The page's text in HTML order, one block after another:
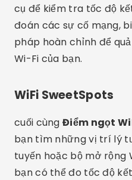
cụ để kiểm tra tốc độ
đoán các sự cố mạng,
pháp hoàn chỉnh để
Wi-Fi của bạn.
WiFi SweetSpots
cuối cùng Điểm ngọt
bạn tìm những vị trí lý
tuyến hoặc bộ mở rộng
bạn có thể đo tốc độ